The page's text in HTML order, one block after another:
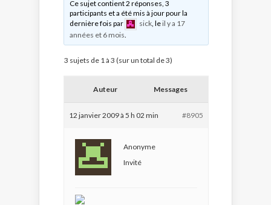
Ce sujet contient 2 réponses, 3
participants et a été mis à jour pour la
dernière fois par
sick , leil y a 17
années et 6 mois
3 sujets de 1 à 3 (sur un total de 3)
Auteur Messages
12 janvier 2009 à 5 h 02 min #8905
Anonyme
Invité